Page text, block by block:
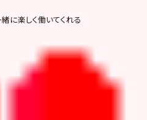
に楽しく働いてくれる